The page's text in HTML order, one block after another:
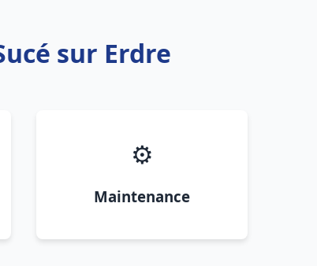
sur Erdre
⚙️
Maintenance